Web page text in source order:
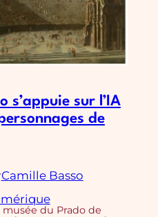
s’appuie sur l’IA
de
Camille Basso
musée du Prado de